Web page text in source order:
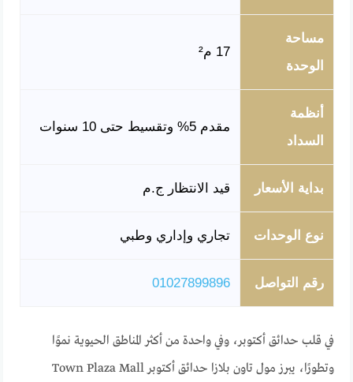
مساحة
الوحدة
17 م²
أنظمة
السداد
مقدم 5% وتقسيط حتى 10 سنوات
بداية الأسعار قيد الانتظار ج.م
نوع الوحدات تجاري وإداري وطبي
رقم التواصل 01027899896
في قلب حدائق أكتوبر، وفي واحدة من أكثر المناطق الحيوية نموًا
وتطورًا، يبرز مول تاون بلازا حدائق أكتوبر Town Plaza Mall